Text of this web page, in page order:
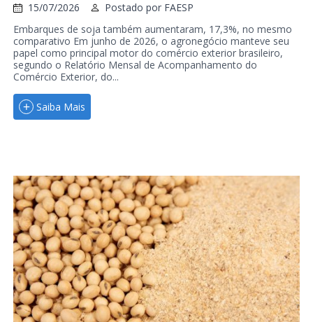
15/07/2026 Postado por FAESP
Embarques de soja também aumentaram, 17,3%, no mesmo
comparativo Em junho de 2026, o agronegócio manteve seu
papel como principal motor do comércio exterior brasileiro,
segundo o Relatório Mensal de Acompanhamento do
Comércio Exterior, do...
Saiba Mais